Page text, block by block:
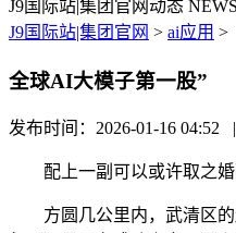
J9国际站|集团官网动态 NEWS
J9国际站|集团官网 > ai应用 >
全球AI大模子第一股”
发布时间：2026-01-16
配上一副可以或许取之婚配
方圆几公里内，武清区的